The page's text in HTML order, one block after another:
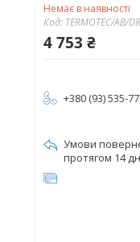
Немає в наявності
Код: TERMOTEC/AB/DR
4 753 ₴
+380 (93) 535-
протягом 14